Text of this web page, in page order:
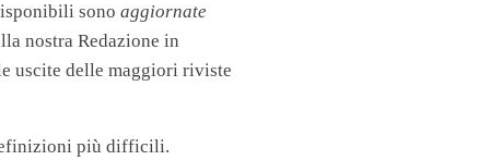
sono aggiornate
nostra Redazione in
uscite delle maggiori riviste
più difficili.